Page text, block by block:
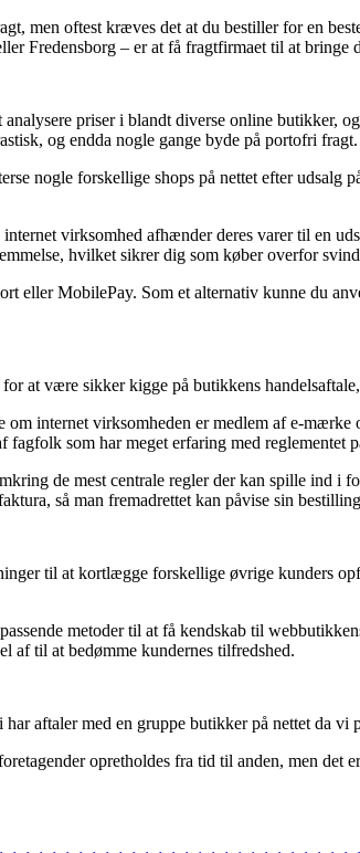
men oftest kræves det at du bestiller for en
Fredensborg – er at få fragtfirmaet til at bringe
priser i blandt diverse online butikker,
og endda nogle gange byde på portofri fragt.
nogle forskellige shops på nettet efter
virksomhed afhænder deres varer til en
hvilket sikrer dig som køber overfor
eller MobilePay. Som et alternativ kunne du
at være sikker kigge på butikkens
om internet virksomheden er medlem af e-
fagfolk som har meget erfaring med
de mest centrale regler der kan spille ind i
så man fremadrettet kan påvise sin
til at kortlægge forskellige øvrige kunders
metoder til at få kendskab til
af til at bedømme kundernes tilfredshed.
aftaler med en gruppe butikker på nettet da
opretholdes fra tid til anden, men